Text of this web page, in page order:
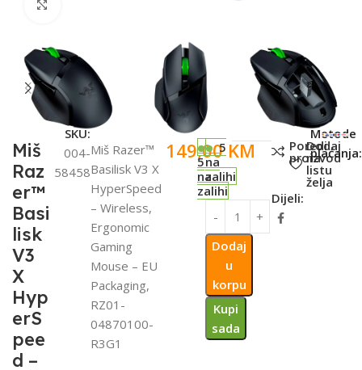
Miš
Raz
er™
Basi
lisk
V3
X
Hyp
erS
pee
d –
SKU:
004-
58458
Miš Razer™
Basilisk V3 X
HyperSpeed
– Wireless,
Ergonomic
Gaming
Mouse – EU
Packaging,
RZ01-
04870100-
R3G1
149,00KM
5
na
zalihi
5
na
zalihi
Dodaj
u
korpu
Kupi
sada
Poredi
proizvod
Dodaj
na
listu
želja
Dijeli:
Metode
plaćanja: